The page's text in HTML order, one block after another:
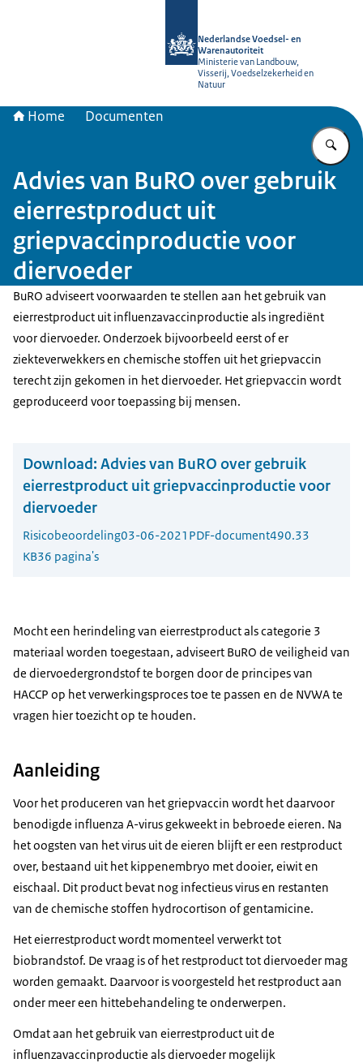
Nederlandse Voedsel- en
Warenautoriteit
Ministerie van Landbouw,
Visserij, Voedselzekerheid en
Natuur
Home Documenten
Advies van BuRO over gebruik
eierrestproduct uit
griepvaccinproductie voor
diervoeder
BuRO adviseert voorwaarden te stellen aan het gebruik van
eierrestproduct uit influenzavaccinproductie als ingrediënt
voor diervoeder. Onderzoek bijvoorbeeld eerst of er
ziekteverwekkers en chemische stoffen uit het griepvaccin
terecht zijn gekomen in het diervoeder. Het griepvaccin wordt
geproduceerd voor toepassing bij mensen.
Download: Advies van BuRO over gebruik
eierrestproduct uit griepvaccinproductie voor
diervoeder
Risicobeoordeling03-06-2021 PDF-document490.33
KB36 pagina's
Mocht een herindeling van eierrestproduct als categorie 3
materiaal worden toegestaan, adviseert BuRO de veiligheid van
de diervoedergrondstof te borgen door de principes van
HACCP op het verwerkingsproces toe te passen en de NVWA te
vragen hier toezicht op te houden.
Aanleiding
Voor het produceren van het griepvaccin wordt het daarvoor
benodigde influenza A-virus gekweekt in bebroede eieren. Na
het oogsten van het virus uit de eieren blijft er een restproduct
over, bestaand uit het kippenembryo met dooier, eiwit en
eischaal. Dit product bevat nog infectieus virus en restanten
van de chemische stoffen hydrocortison of gentamicine.
Het eierrestproduct wordt momenteel verwerkt tot
biobrandstof. De vraag is of het restproduct tot diervoeder mag
worden gemaakt. Daarvoor is voorgesteld het restproduct aan
onder meer een hittebehandeling te onderwerpen.
Omdat aan het gebruik van eierrestproduct uit de
influenzavaccinproductie als diervoeder mogelijk